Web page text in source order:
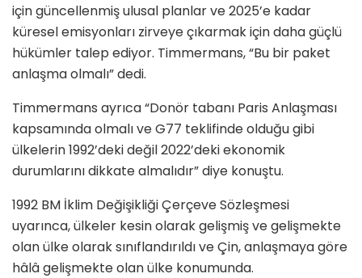
için güncellenmiş ulusal planlar ve 2025’e kadar
küresel emisyonları zirveye çıkarmak için daha güçlü
hükümler talep ediyor. Timmermans, “Bu bir paket
anlaşma olmalı” dedi.
Timmermans ayrıca “Donör tabanı Paris Anlaşması
kapsamında olmalı ve G77 teklifinde olduğu gibi
ülkelerin 1992’deki değil 2022’deki ekonomik
durumlarını dikkate almalıdır” diye konuştu.
1992 BM İklim Değişikliği Çerçeve Sözleşmesi
uyarınca, ülkeler kesin olarak gelişmiş ve gelişmekte
olan ülke olarak sınıflandırıldı ve Çin, anlaşmaya göre
hâlâ gelişmekte olan ülke konumunda.